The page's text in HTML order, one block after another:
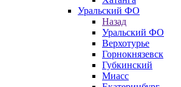
Уральский ФО
Назад
Уральский ФО
Верхотурье
Горнокнязевск
Губкинский
Миасс